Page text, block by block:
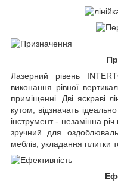
Лазерний рівень
виконання рівної
приміщенні. Дві яскраві
кутом, відзначать
інструмент - незамінна
зручний для
меблів, укладання плитки